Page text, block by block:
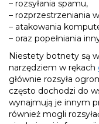
– rozsyłania spamu,
– rozprzestrzeniania
– atakowania
– oraz popełniania
Niestety botnety są
narzędziem w rękach
głównie rozsyła
często dochodzi do
wynajmują je innym
również mogli